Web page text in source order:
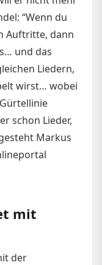
“Wenn du
Auftritte, dann
und das
Liedern,
wirst… wobei
schon Lieder,
Markus
mit
der